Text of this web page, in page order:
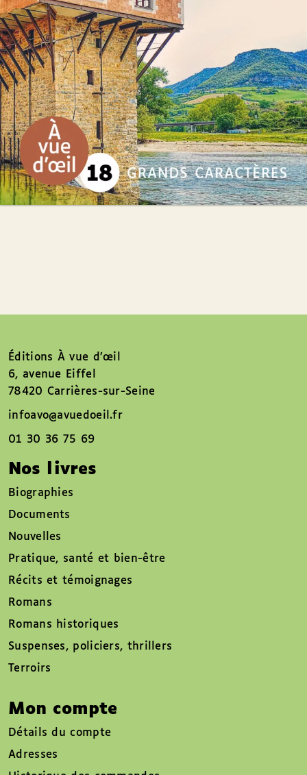
28€
Éditions À vue d’œil
6, avenue Eiffel
78420 Carrières-sur-Seine
infoavo@avuedoeil.fr
01 30 36 75 69
Nos livres
Biographies
Documents
Nouvelles
Pratique, santé et bien-être
Récits et témoignages
Romans
Romans historiques
Suspenses, policiers, thrillers
Terroirs
Mon compte
Détails du compte
Adresses